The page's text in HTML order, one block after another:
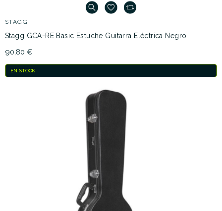
STAGG
Stagg GCA-RE Basic Estuche Guitarra Eléctrica Negro
90,80 €
EN STOCK